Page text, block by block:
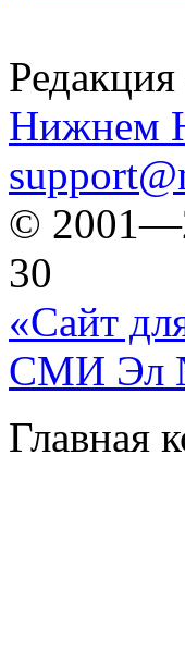
Нижнем
©
30
«Сайт
СМИ Эл
Главная